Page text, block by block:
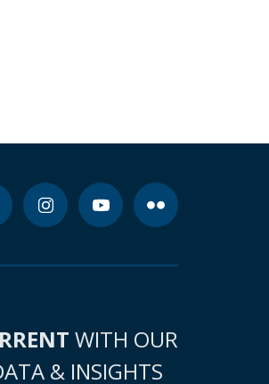
WITH OUR
& INSIGHTS